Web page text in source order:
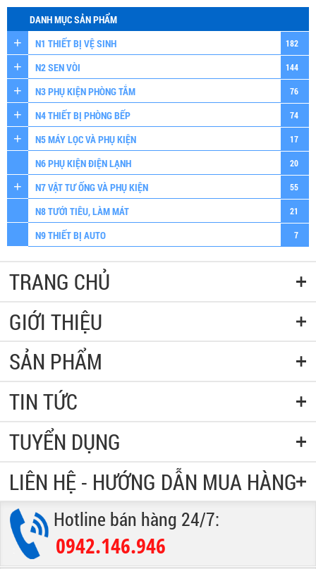
DANH MỤC SẢN PHẨM
N1 THIẾT BỊ VỆ SINH
182
N2 SEN VÒI 144
N3 PHỤ KIỆN PHÒNG TẮM 76
N4 THIẾT BỊ PHÒNG BẾP 74
N5 MÁY LỌC VÀ PHỤ KIỆN 17
N6 PHỤ KIỆN ĐIỆN LẠNH 20
N7 VẬT TƯ ỐNG VÀ PHỤ KIỆN 55
N8 TƯỚI TIÊU, LÀM MÁT 21
N9 THIẾT BỊ AUTO 7
TRANG CHỦ
GIỚI THIỆU
SẢN PHẨM
TIN TỨC
TUYỂN DỤNG
LIÊN HỆ - HƯỚNG DẪN MUA HÀNG
Hotline bán hàng 24/7:
0942.146.946